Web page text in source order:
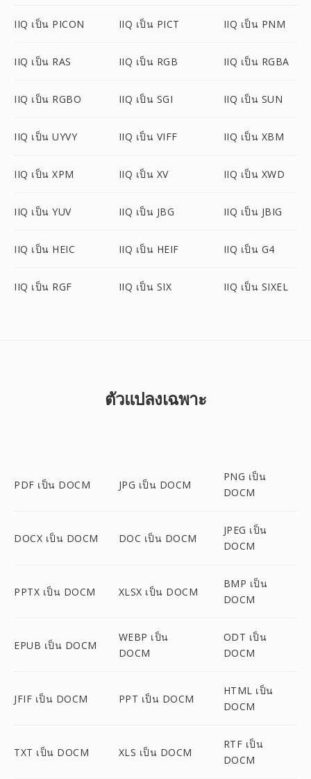
IIQ เป็น PICON IIQ เป็น PICT IIQ เป็น PNM
IIQ เป็น RAS IIQ เป็น RGB IIQ เป็น RGBA
IIQ เป็น RGBO IIQ เป็น SGI IIQ เป็น SUN
IIQ เป็น UYVY IIQ เป็น VIFF IIQ เป็น XBM
IIQ เป็น XPM IIQ เป็น XV IIQ เป็น XWD
IIQ เป็น YUV IIQ เป็น JBG IIQ เป็น JBIG
IIQ เป็น HEIC IIQ เป็น HEIF IIQ เป็น G4
IIQ เป็น RGF IIQ เป็น SIX IIQ เป็น SIXEL
ตัวแปลงเฉพาะ
PDF เป็น DOCM JPG เป็น DOCM
PNG เป็น
DOCM
DOCX เป็น DOCM DOC เป็น DOCM
JPEG เป็น
DOCM
PPTX เป็น DOCM XLSX เป็น DOCM
BMP เป็น
DOCM
EPUB เป็น DOCM
WEBP เป็น
DOCM
ODT เป็น
DOCM
JFIF เป็น DOCM PPT เป็น DOCM
HTML เป็น
DOCM
TXT เป็น DOCM XLS เป็น DOCM
RTF เป็น
DOCM